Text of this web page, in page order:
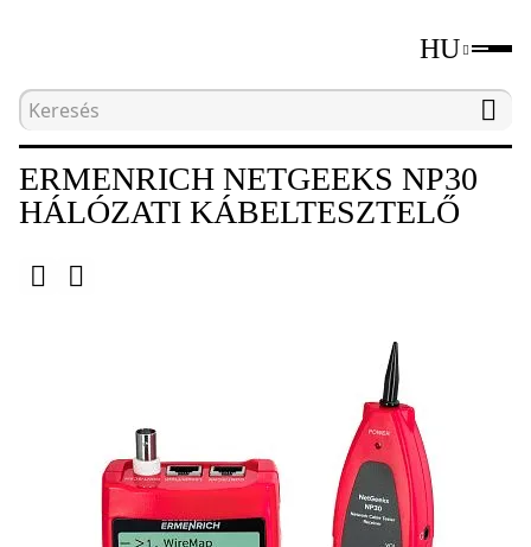
HU
Kezdőlap Hálózati teszteszközök
ERMENRICH NETGEEKS NP30
HÁLÓZATI KÁBELTESZTELŐ